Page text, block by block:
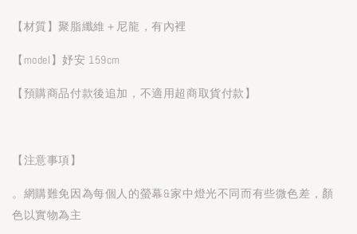
【材質】聚脂纖維＋尼龍，有內裡
【model】妤安 159cm
【預購商品付款後追加，不適用超商取貨付款】
【注意事項】
。網購難免因為每個人的螢幕&家中燈光不同而有些微色差，顏
色以實物為主